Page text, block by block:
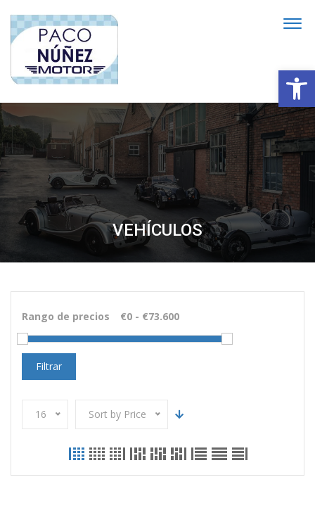
VEHÍCULOS
Rango de precios
Filtrar
16 Sort by Price